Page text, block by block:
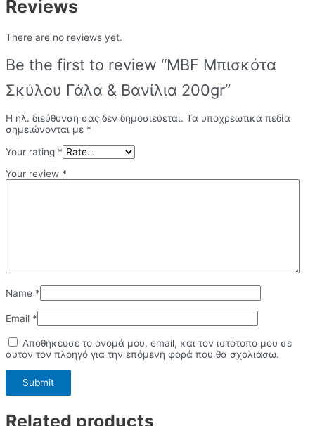
Reviews
There are no reviews yet.
Be the first to review “MBF Μπισκότα
Σκύλου Γάλα & Βανίλια 200gr”
Η ηλ. διεύθυνση σας δεν δημοσιεύεται. Τα υποχρεωτικά πεδία
σημειώνονται με *
Your rating *
Your review *
Name *
Email *
Αποθήκευσε το όνομά μου, email, και τον ιστότοπο μου σε
αυτόν τον πλοηγό για την επόμενη φορά που θα σχολιάσω.
Related products